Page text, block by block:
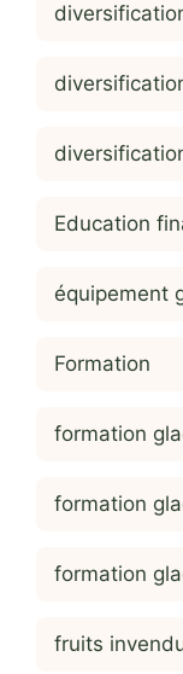
Education
équipement
Formation
formation
formation
formation
fruits